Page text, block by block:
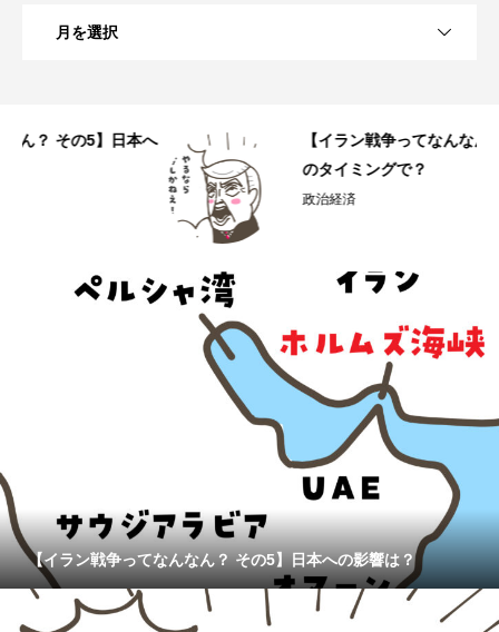
月を選択
【イラン戦争ってなんなん？ その4】なぜこ
のタイミングで？
政治経済
【イラン戦争ってなんなん？ その5】日本への影響は？